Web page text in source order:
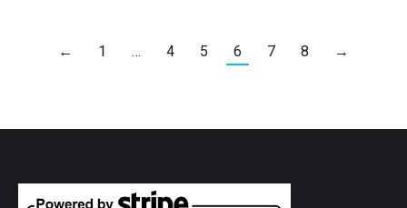
← 1 … 4 5 6 7 8 →